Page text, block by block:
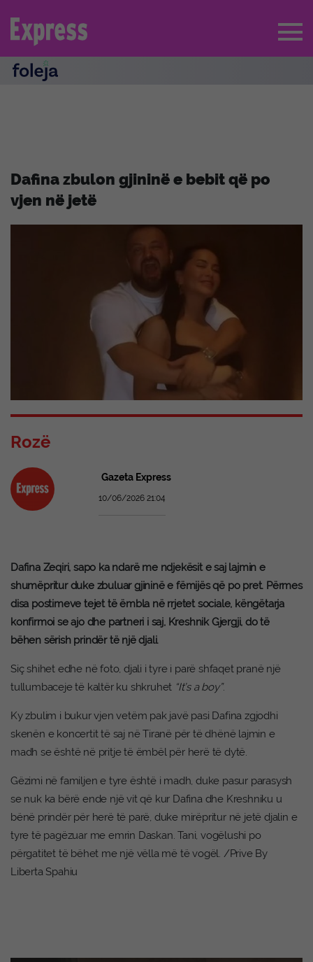
Dafina zbulon gjininë e bebit që po
vjen në jetë
Rozë
Gazeta Express
10/06/2026 21:04
Dafina Zeqiri, sapo ka ndarë me ndjekësit e saj lajmin e
shumëpritur duke zbuluar gjininë e fëmijës që po pret. Përmes
disa postimeve tejet të ëmbla në rrjetet sociale, këngëtarja
konfirmoi se ajo dhe partneri i saj, Kreshnik Gjergji, do të
bëhen sërish prindër të një djali.
Siç shihet edhe në foto, djali i tyre i parë shfaqet pranë një
tullumbaceje të kaltër ku shkruhet “It’s a boy”.
Ky zbulim i bukur vjen vetëm pak javë pasi Dafina zgjodhi
skenën e koncertit të saj në Tiranë për të dhënë lajmin e
madh se është në pritje të ëmbël për herë të dytë.
Gëzimi në familjen e tyre është i madh, duke pasur parasysh
se nuk ka bërë ende një vit që kur Dafina dhe Kreshniku u
bënë prindër për herë të parë, duke mirëpritur në jetë djalin e
tyre të pagëzuar me emrin Daskan. Tani, vogëlushi po
përgatitet të bëhet me një vëlla më të vogël. /Prive By
Liberta Spahiu